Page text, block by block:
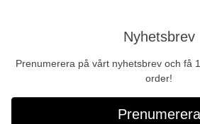
Nyhetsbrev
Prenumerera på vårt nyhetsbrev och få
order!
Prenumerera